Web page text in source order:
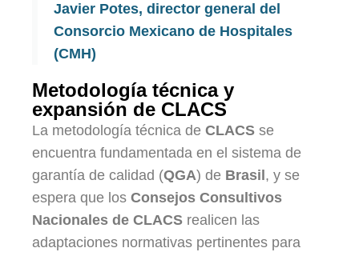
Javier Potes, director general del
Consorcio Mexicano de Hospitales
(CMH)
Metodología técnica y
expansión de CLACS
La metodología técnica de CLACS se
encuentra fundamentada en el sistema de
garantía de calidad (QGA) de Brasil , y se
espera que los Consejos Consultivos
Nacionales de CLACS realicen las
adaptaciones normativas pertinentes para